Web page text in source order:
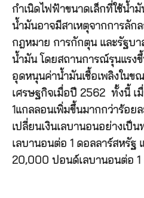
กำเนิดไฟฟ้าขนาดเล็กที่ใช้น้ำ
น้ำมันอาจมีสาเหตุจากการลัก
กฎหมาย การกักตุน และรัฐบา
น้ำมัน โดยสถานการณ์รุนแรง
อุดหนุนค่าน้ำมันเชื้อเพลิงใน
เศรษฐกิจเมื่อปี 2562 ทั้งนี้ เ
1แกลลอนเพิ่มขึ้นมากกว่าร้อย
เปลี่ยนเงินเลบานอนอย่างเป็
เลบานอนต่อ 1 ดอลลาร์สหรัฐ
20,000 ปอนด์เลบานอนต่อ 1